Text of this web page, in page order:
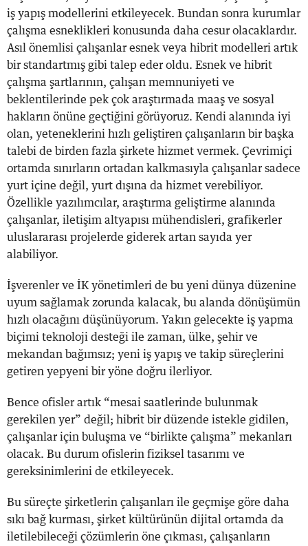
iş yapış modellerini etkileyecek. Bundan sonra kurumlar
çalışma esneklikleri konusunda daha cesur olacaklardır.
Asıl önemlisi çalışanlar esnek veya hibrit modelleri artık
bir standartmış gibi talep eder oldu. Esnek ve hibrit
çalışma şartlarının, çalışan memnuniyeti ve
beklentilerinde pek çok araştırmada maaş ve sosyal
hakların önüne geçtiğini görüyoruz. Kendi alanında iyi
olan, yeteneklerini hızlı geliştiren çalışanların bir başka
talebi de birden fazla şirkete hizmet vermek. Çevrimiçi
ortamda sınırların ortadan kalkmasıyla çalışanlar sadece
yurt içine değil, yurt dışına da hizmet verebiliyor.
Özellikle yazılımcılar, araştırma geliştirme alanında
çalışanlar, iletişim altyapısı mühendisleri, grafikerler
uluslararası projelerde giderek artan sayıda yer
alabiliyor.
İşverenler ve İK yönetimleri de bu yeni dünya düzenine
uyum sağlamak zorunda kalacak, bu alanda dönüşümün
hızlı olacağını düşünüyorum. Yakın gelecekte iş yapma
biçimi teknoloji desteği ile zaman, ülke, şehir ve
mekandan bağımsız; yeni iş yapış ve takip süreçlerini
getiren yepyeni bir yöne doğru ilerliyor.
Bence ofisler artık “mesai saatlerinde bulunmak
gerekilen yer” değil; hibrit bir düzende istekle gidilen,
çalışanlar için buluşma ve “birlikte çalışma” mekanları
olacak. Bu durum ofislerin fiziksel tasarımı ve
gereksinimlerini de etkileyecek.
Bu süreçte şirketlerin çalışanları ile geçmişe göre daha
sıkı bağ kurması, şirket kültürünün dijital ortamda da
iletilebileceği çözümlerin öne çıkması, çalışanların